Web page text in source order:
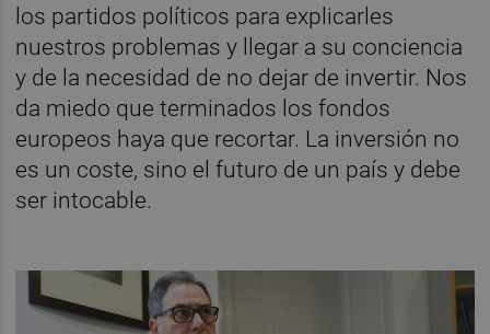
los partidos políticos para explicarles
nuestros problemas y llegar a su conciencia
y de la necesidad de no dejar de invertir. Nos
da miedo que terminados los fondos
europeos haya que recortar. La inversión no
es un coste, sino el futuro de un país y debe
ser intocable.